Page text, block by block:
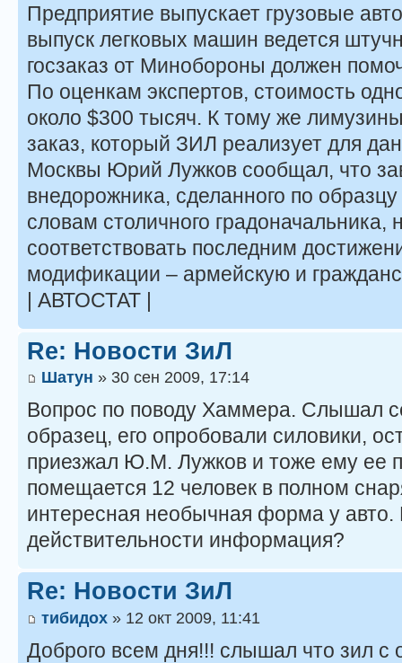
Предприятие выпускает грузовые
выпуск легковых машин ведется
госзаказ от Минобороны должен
По оценкам экспертов, стоимость
около $300 тысяч. К тому же
заказ, который ЗИЛ реализует для
Москвы Юрий Лужков сообщал, что
внедорожника, сделанного по
словам столичного градоначальника,
соответствовать последним
модификации – армейскую и
| АВТОСТАТ |
Re: Новости ЗиЛ
Шатун » 30 сен 2009, 17:14
Вопрос по поводу Хаммера. Слышал
образец, его опробовали силовики,
приезжал Ю.М. Лужков и тоже ему ее
помещается 12 человек в полном
интересная необычная форма у авто.
действительности информация?
Re: Новости ЗиЛ
тибидох » 12 окт 2009, 11:41
Доброго всем дня!!! слышал что зил с